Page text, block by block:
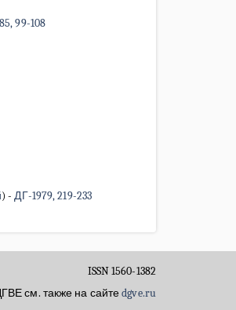
99-108
)- ДГ-1979, 219-233
ISSN 1560-1382
см. также на сайтеdgve.ru